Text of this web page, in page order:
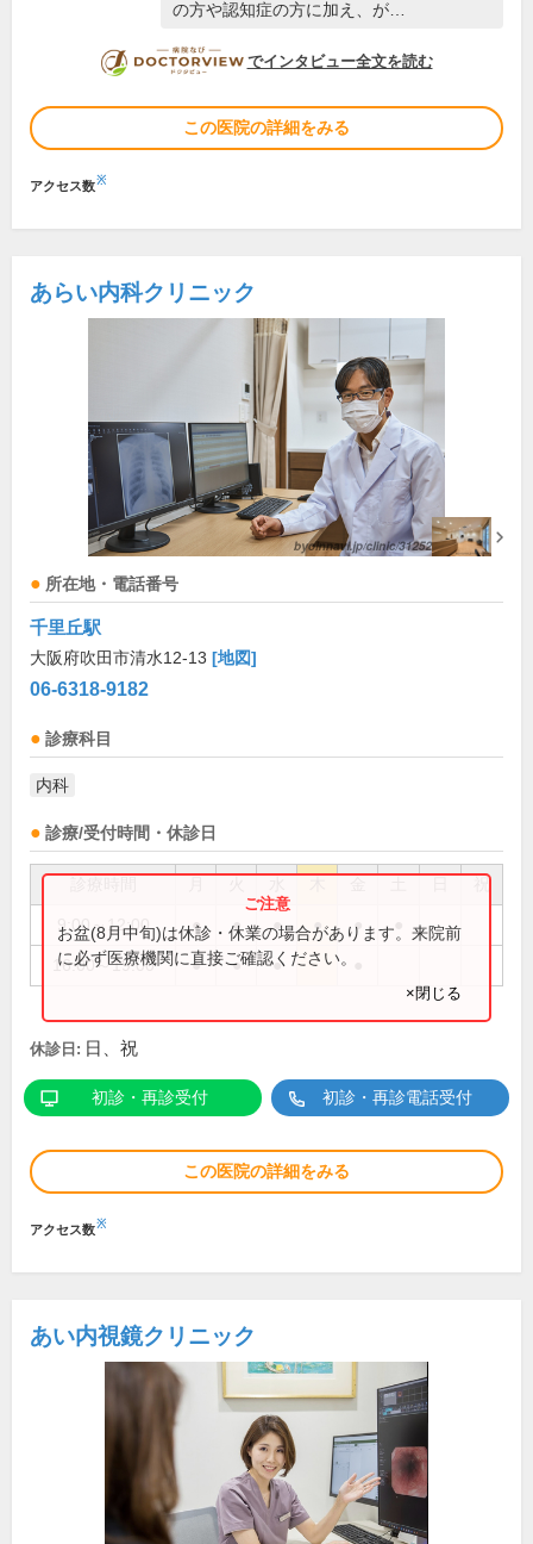
の方や認知症の方に加え、が…
DOCTORVIEW
でインタビュー全文を読む
この医院の詳細をみる
アクセス数※
あらい内科クリニック
所在地・電話番号
千里丘駅
大阪府吹田市清水12-13 [地図]
06-6318-9182
診療科目
内科
診療/受付時間・休診日
祝
9:00～12:00 ● ● ● ● ●
16:00～19:00 ● ● ●
お盆(8月中旬)は休診・休業の場合があります。来院前
に必ず医療機関に直接ご確認ください。
×閉じる
休診日: 日、祝
初診・再診受付 初診・再診電話受付
この医院の詳細をみる
アクセス数※
あい内視鏡クリニック